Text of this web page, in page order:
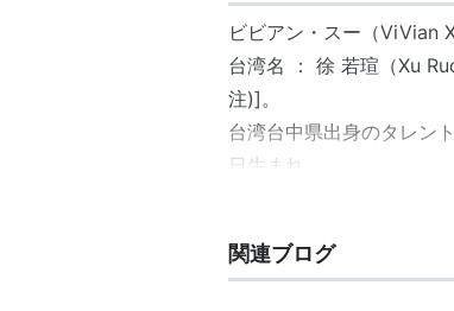
ビビアン・スー（ViVian
台湾名 ： 徐 若瑄（Xu
注)]。
台湾台中県出身のタレン
日生まれ。
ループ「少女隊」の一員
別物）。'94年、台湾/香
関連ブログ